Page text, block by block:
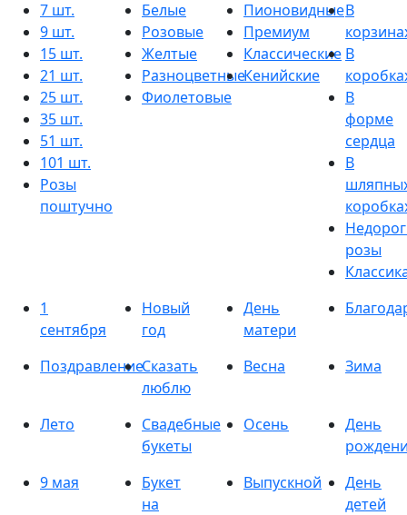
7 шт.
9 шт.
15 шт.
21 шт.
25 шт.
35 шт.
51 шт.
101 шт.
Розы
поштучно
Белые
Розовые
Желтые
Разноцветные
Фиолетовые
Пионовидные
Премиум
Классические
Кенийские
В
В
В
форме
сердца
В
розы
1
сентября
Новый
год
День
матери
ПоздравлениеСказать
люблю
Весна Зима
Лето
Свадебные
букеты
Осень
День
9 мая
Букет
на
Выпускной
День
детей